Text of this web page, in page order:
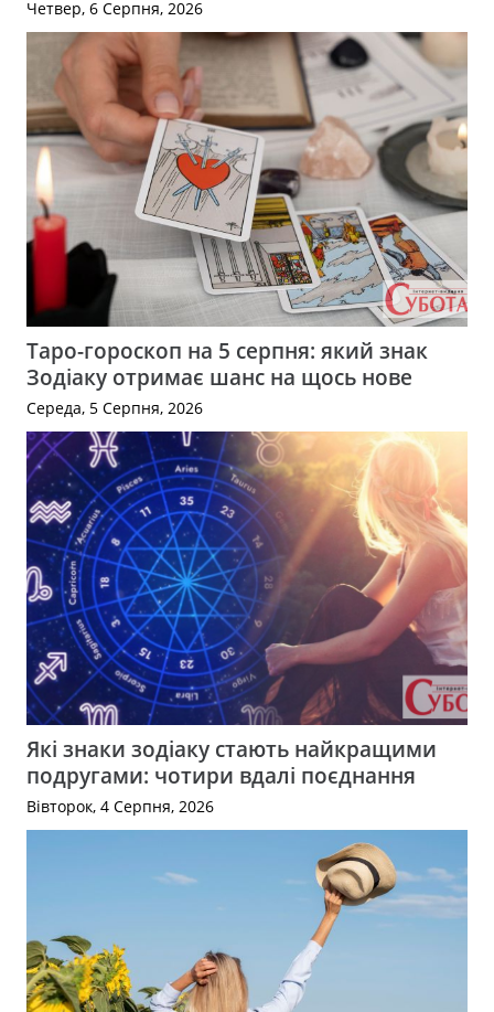
Четвер, 6 Серпня, 2026
Таро-гороскоп на 5 серпня: який знак
Зодіаку отримає шанс на щось нове
Середа, 5 Серпня, 2026
Які знаки зодіаку стають найкращими
подругами: чотири вдалі поєднання
Вівторок, 4 Серпня, 2026